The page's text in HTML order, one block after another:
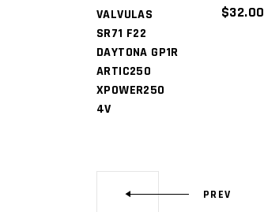
VALVULAS
SR71 F22
DAYTONA GP1R
ARTIC250
XPOWER250
4V
$32.00
PREV